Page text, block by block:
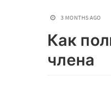
3 MONTHS AGO
Как
члена